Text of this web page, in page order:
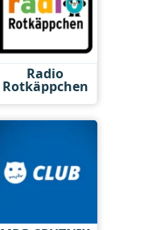
Radio
Rotkäppchen